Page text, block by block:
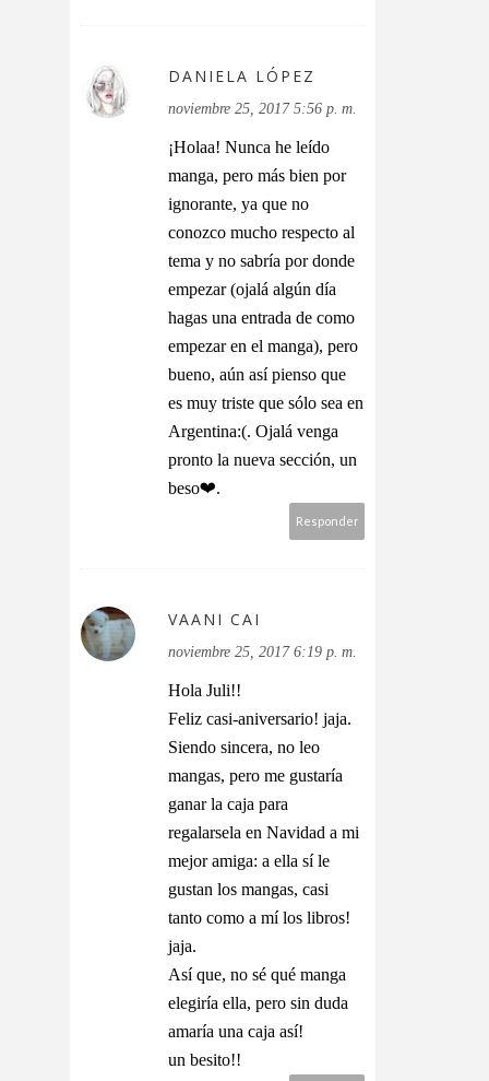
DANIELA LÓPEZ
noviembre 25, 2017 5:56 p. m.
¡Holaa! Nunca he leído
manga, pero más bien por
ignorante, ya que no
conozco mucho respecto al
tema y no sabría por donde
empezar (ojalá algún día
hagas una entrada de como
empezar en el manga), pero
bueno, aún así pienso que
es muy triste que sólo sea en
Argentina:(. Ojalá venga
pronto la nueva sección, un
beso❤.
Responder
VAANI CAI
noviembre 25, 2017 6:19 p. m.
Hola Juli!!
Feliz casi-aniversario! jaja.
Siendo sincera, no leo
mangas, pero me gustaría
ganar la caja para
regalarsela en Navidad a mi
mejor amiga: a ella sí le
gustan los mangas, casi
tanto como a mí los libros!
jaja.
Así que, no sé qué manga
elegiría ella, pero sin duda
amaría una caja así!
un besito!!